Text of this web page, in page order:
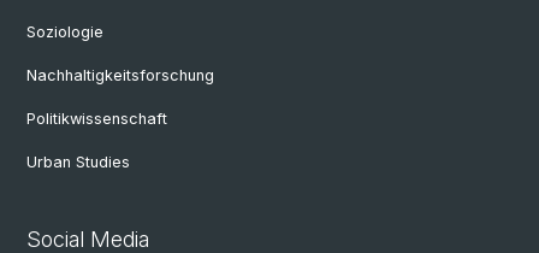
Soziologie
Nachhaltigkeitsforschung
Politikwissenschaft
Urban Studies
Social Media